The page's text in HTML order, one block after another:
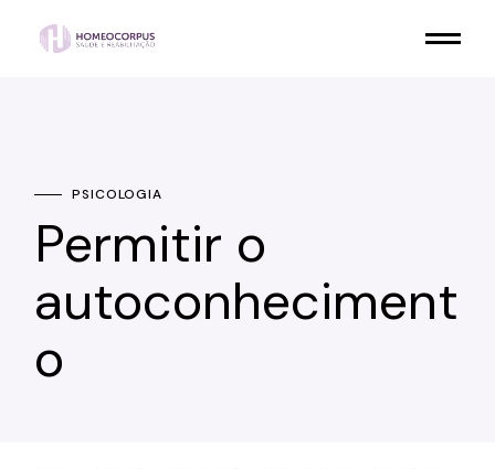
PSICOLOGIA
Permitir o
autoconheciment
o